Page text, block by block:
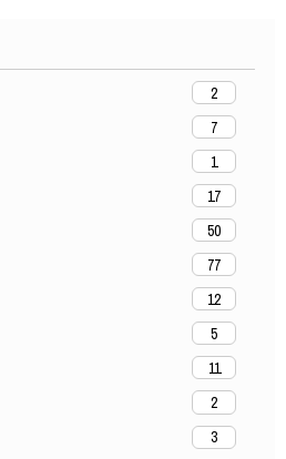
2
7
1
17
50
77
12
5
11
2
3